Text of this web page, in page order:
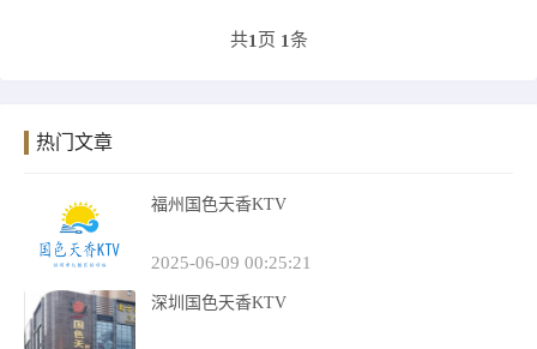
共1 页 1条
热门文章
福州国色天香KTV
2025-06-09 00:25:21
深圳国色天香KTV